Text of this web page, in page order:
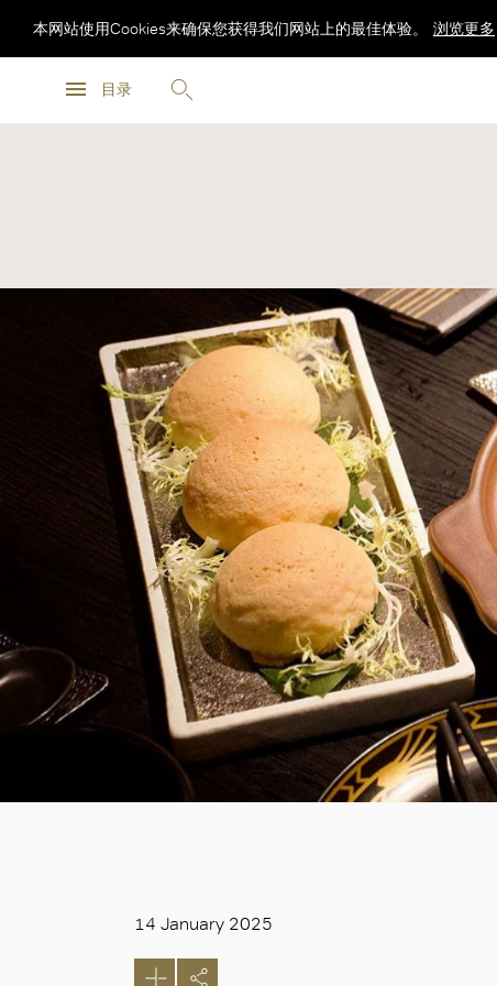
目录
本网站使用Cookies来确保您获得我们网站上的最佳体验。 浏览更多
14 January 2025